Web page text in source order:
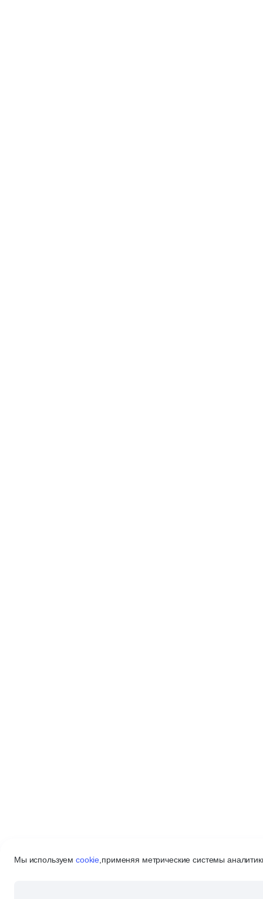
Мы используемcookie применяя метрические системы